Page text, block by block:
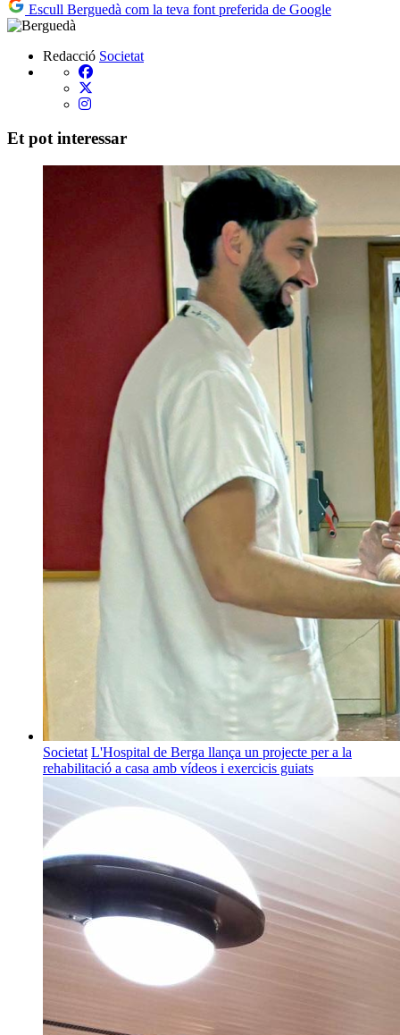
Escull Berguedà com la teva font preferida de Google
Redacció Societat
Et pot interessar
Societat L'Hospital de Berga llança un projecte per a la
rehabilitació a casa amb vídeos i exercicis guiats